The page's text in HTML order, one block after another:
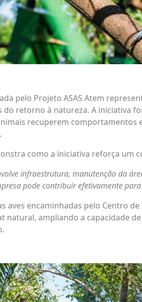
pelo Projeto ASAS Atem
do retorno à natureza. A iniciativa
recuperem comportamentos
como a iniciativa reforça um
infraestrutura, manutenção da
pode contribuir efetivamente
aves encaminhadas pelo Centro
natural, ampliando a capacidade